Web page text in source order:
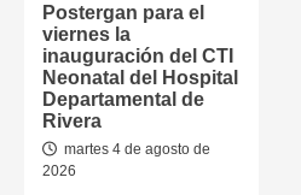
Postergan para el
viernes la
inauguración del CTI
Neonatal del Hospital
Departamental de
Rivera
martes 4 de agosto de
2026